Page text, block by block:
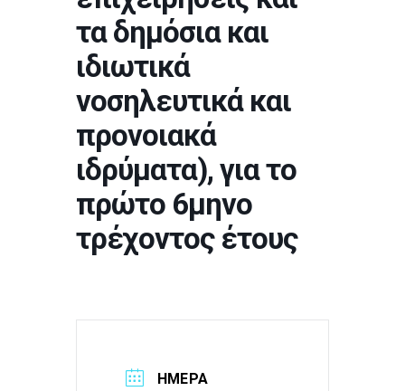
τα δημόσια και
ιδιωτικά
νοσηλευτικά και
προνοιακά
ιδρύματα), για το
πρώτο 6μηνο
τρέχοντος έτους
ΗΜΕΡΑ